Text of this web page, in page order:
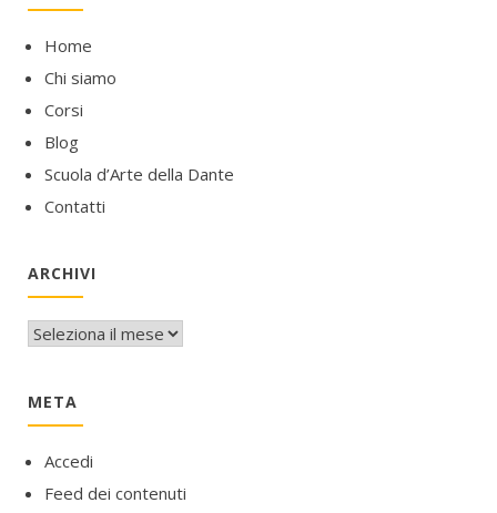
Home
Chi siamo
Corsi
Blog
Scuola d’Arte della Dante
Contatti
ARCHIVI
Archivi
META
Accedi
Feed dei contenuti